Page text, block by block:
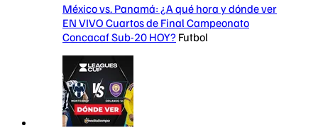
México vs. Panamá: ¿A qué hora y dónde ver
EN VIVO Cuartos de Final Campeonato
Concacaf Sub-20 HOY? Futbol